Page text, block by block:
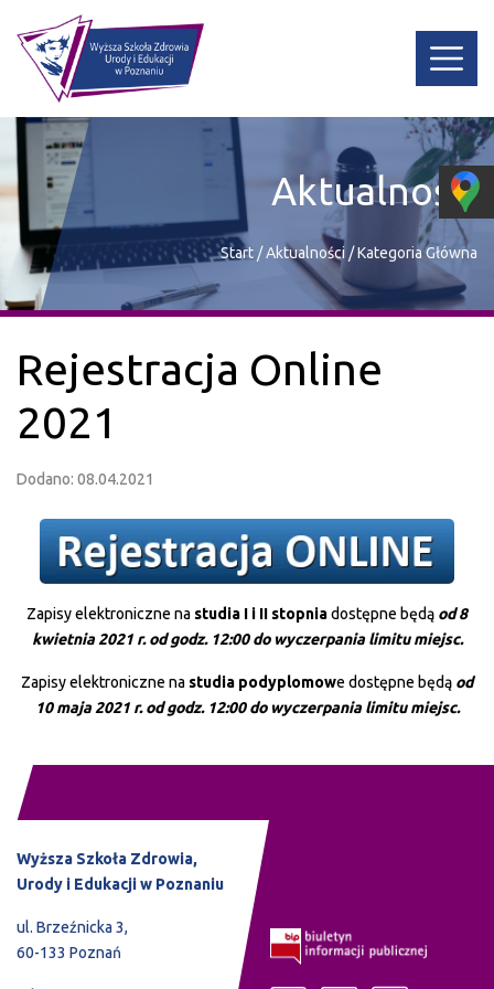
Aktualności
Start/Aktualności /Kategoria Główna
Rejestracja Online
2021
Dodano: 08.04.2021
Zapisy elektroniczne na studia I i II stopniadostępne będą od 8
kwietnia 2021 r. od godz. 12:00 do wyczerpania limitu miejsc.
Zapisy elektroniczne na studia podyplomowe dostępne będą od
10 maja 2021 r. od godz. 12:00 do wyczerpania limitu miejsc.
Wyższa Szkoła Zdrowia,
Urody i Edukacji w Poznaniu
ul. Brzeźnicka 3,
60-133 Poznań